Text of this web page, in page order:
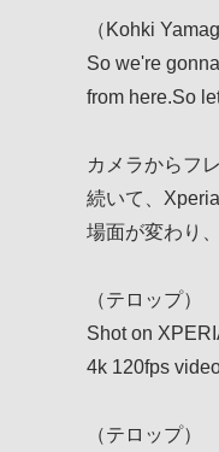
（Kohki
So we're
from here.So
カメラからフ
続いて、
場面が変わり
（テロップ）
Shot on
4k 120fps
（テロップ）